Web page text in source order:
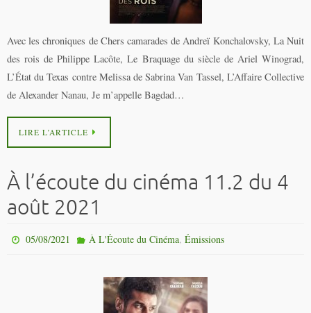
Avec les chroniques de Chers camarades de Andreï Konchalovsky, La Nuit
des rois de Philippe Lacôte, Le Braquage du siècle de Ariel Winograd,
L’État du Texas contre Melissa de Sabrina Van Tassel, L’Affaire Collective
de Alexander Nanau, Je m’appelle Bagdad…
LIRE L’ARTICLE
À l’écoute du cinéma 11.2 du 4
août 2021
05/08/2021 À L'Écoute du Cinéma, Émissions